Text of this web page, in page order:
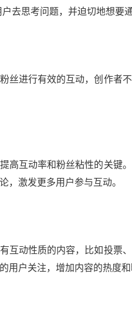
去思考问题，并迫切地想要
丝进行有效的互动，创作者
高互动率和粉丝粘性的关键
，激发更多用户参与互动。
互动性质的内容，比如投票
用户关注，增加内容的热度和
20:24:00